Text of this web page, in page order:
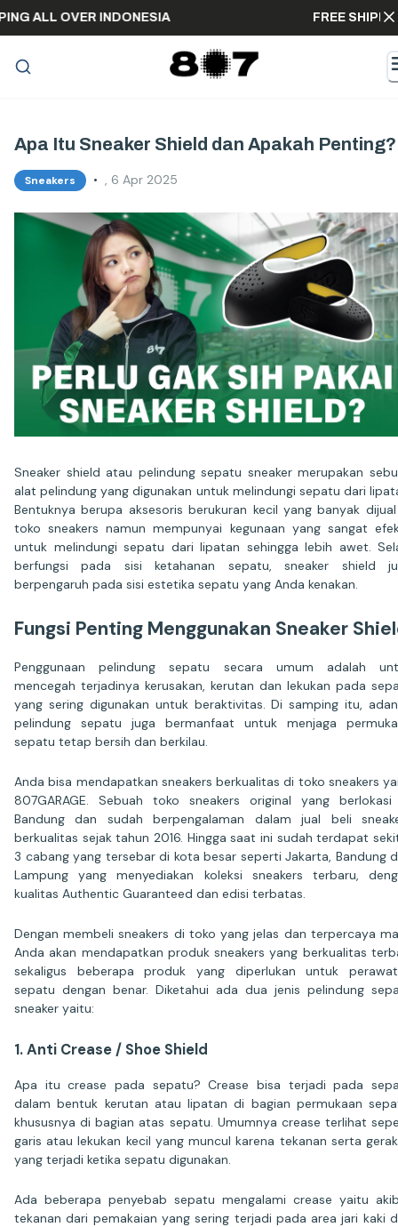
SHIPPING ALL OVER INDONESIA FREE
Apa Itu Sneaker Shield dan Apakah Penting?
Sneakers • , 6 Apr 2025
Sneaker shield atau pelindung sepatu sneaker merupakan
alat pelindung yang digunakan untuk melindungi sepatu dari
Bentuknya berupa aksesoris berukuran kecil yang banyak
toko sneakers namun mempunyai kegunaan yang sangat
untuk melindungi sepatu dari lipatan sehingga lebih awet.
berfungsi pada sisi ketahanan sepatu, sneaker shield
berpengaruh pada sisi estetika sepatu yang Anda kenakan.
Fungsi Penting Menggunakan Sneaker
Penggunaan pelindung sepatu secara umum adalah
mencegah terjadinya kerusakan, kerutan dan lekukan pada
yang sering digunakan untuk beraktivitas. Di samping itu,
pelindung sepatu juga bermanfaat untuk menjaga
sepatu tetap bersih dan berkilau.
Anda bisa mendapatkan sneakers berkualitas di toko sneakers
807GARAGE. Sebuah toko sneakers original yang
Bandung dan sudah berpengalaman dalam jual beli
berkualitas sejak tahun 2016. Hingga saat ini sudah terdapat
3 cabang yang tersebar di kota besar seperti Jakarta, Bandung
Lampung yang menyediakan koleksi sneakers terbaru,
kualitas Authentic Guaranteed dan edisi terbatas.
Dengan membeli sneakers di toko yang jelas dan terpercaya
Anda akan mendapatkan produk sneakers yang berkualitas
sekaligus beberapa produk yang diperlukan untuk
sepatu dengan benar. Diketahui ada dua jenis pelindung
sneaker yaitu:
1. Anti Crease / Shoe Shield
Apa itu crease pada sepatu? Crease bisa terjadi pada
dalam bentuk kerutan atau lipatan di bagian permukaan
khususnya di bagian atas sepatu. Umumnya crease terlihat
garis atau lekukan kecil yang muncul karena tekanan serta
yang terjadi ketika sepatu digunakan.
Ada beberapa penyebab sepatu mengalami crease yaitu
tekanan dari pemakaian yang sering terjadi pada area jari kaki